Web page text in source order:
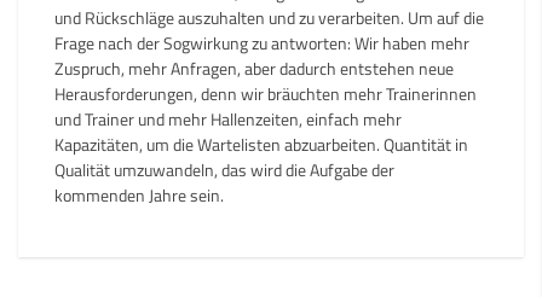
und Rückschläge auszuhalten und zu verarbeiten. Um auf die
Frage nach der Sogwirkung zu antworten: Wir haben mehr
Zuspruch, mehr Anfragen, aber dadurch entstehen neue
Herausforderungen, denn wir bräuchten mehr Trainerinnen
und Trainer und mehr Hallenzeiten, einfach mehr
Kapazitäten, um die Wartelisten abzuarbeiten. Quantität in
Qualität umzuwandeln, das wird die Aufgabe der
kommenden Jahre sein.